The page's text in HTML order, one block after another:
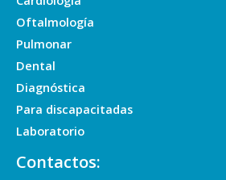
Oftalmología
Pulmonar
Dental
Diagnóstica
Para discapacitadas
Laboratorio
Contactos: